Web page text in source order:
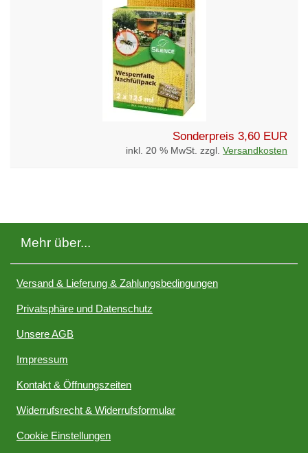
Sonderpreis 3,60 EUR
inkl. 20 % MwSt. zzgl. Versandkosten
Mehr über...
Versand & Lieferung & Zahlungsbedingungen
Privatsphäre und Datenschutz
Unsere AGB
Impressum
Kontakt & Öffnungszeiten
Widerrufsrecht & Widerrufsformular
Cookie Einstellungen